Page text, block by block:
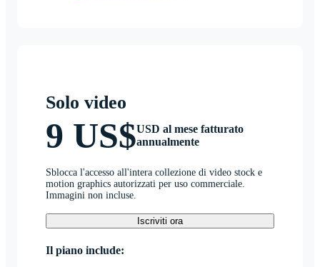
Solo video
9 US$USD al mese fatturato
annualmente
Sblocca l'accesso all'intera collezione di video stock e
motion graphics autorizzati per uso commerciale.
Immagini non incluse.
Iscriviti ora
Il piano include: